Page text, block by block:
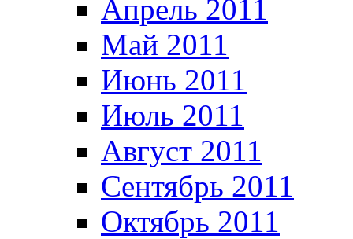
Апрель 2011
Май 2011
Июнь 2011
Июль 2011
Август 2011
Сентябрь 2011
Октябрь 2011